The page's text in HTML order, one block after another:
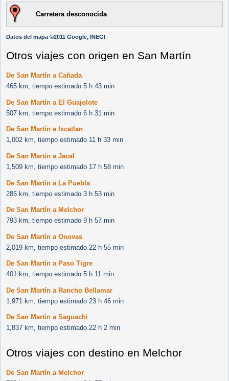
Carretera desconocida
Datos del mapa ©2011 Google, INEGI
Otros viajes con origen en San Martín
De San Martín a Cañada
465 km, tiempo estimado 5 h 43 min
De San Martín a El Guajolote
507 km, tiempo estimado 6 h 31 min
De San Martín a Ixcatlan
1,002 km, tiempo estimado 11 h 33 min
De San Martín a Jacal
1,509 km, tiempo estimado 17 h 58 min
De San Martín a La Puebla
285 km, tiempo estimado 3 h 53 min
De San Martín a Melchor
793 km, tiempo estimado 9 h 57 min
De San Martín a Onovas
2,019 km, tiempo estimado 22 h 55 min
De San Martín a Paso Tigre
401 km, tiempo estimado 5 h 11 min
De San Martín a Rancho Bellamar
1,971 km, tiempo estimado 23 h 46 min
De San Martín a Saguachi
1,837 km, tiempo estimado 22 h 2 min
Otros viajes con destino en Melchor
De San Martín a Melchor